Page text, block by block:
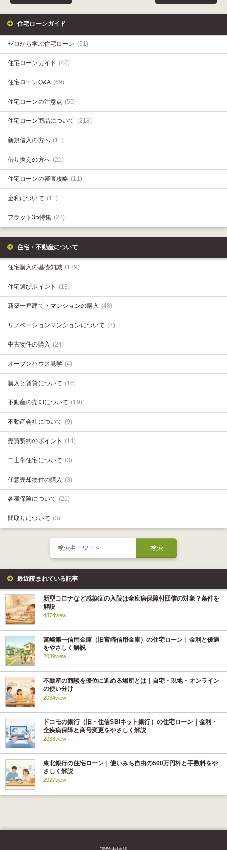
住宅ローンガイド
ゼロから学ぶ住宅ローン (51)
住宅ローンガイド (46)
住宅ローンQ&A (69)
住宅ローンの注意点 (55)
住宅ローン商品について (218)
新規借入の方へ (11)
借り換えの方へ (21)
住宅ローンの審査攻略 (11)
金利について (11)
フラット35特集 (22)
住宅・不動産について
住宅購入の基礎知識 (129)
住宅選びポイント (13)
新築一戸建て・マンションの購入 (48)
リノベーションマンションについて (8)
中古物件の購入 (24)
オープンハウス見学 (4)
購入と賃貸について (16)
不動産の売却について (19)
不動産会社について (9)
売買契約のポイント (14)
二世帯住宅について (3)
任意売却物件の購入 (3)
各種保険について (21)
間取りについて (3)
最近読まれている記事
新型コロナなど感染症の入院は全疾病保障付団信の対象？条件を
解説
4874view
宮崎第一信用金庫（旧宮崎信用金庫）の住宅ローン｜金利と優遇
をやさしく解説
2039view
不動産の商談を優位に進める場所とは｜自宅・現地・オンライン
の使い分け
2034view
ドコモの銀行（旧・住信SBIネット銀行）の住宅ローン｜金利・
全疾病保障と商号変更をやさしく解説
2033view
東北銀行の住宅ローン｜使いみち自由の500万円枠と手数料をや
さしく解説
2027view